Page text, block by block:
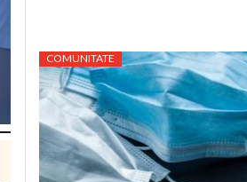
COMUNITATE